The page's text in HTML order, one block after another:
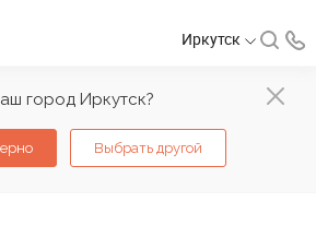
город Иркутск?
Выбрать другой
Иркутск